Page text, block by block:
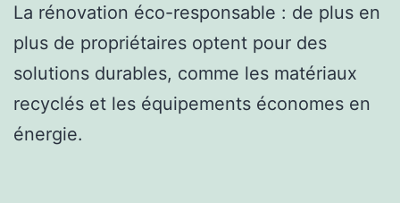
La rénovation éco-responsable : de plus en
plus de propriétaires optent pour des
solutions durables, comme les matériaux
recyclés et les équipements économes en
énergie.